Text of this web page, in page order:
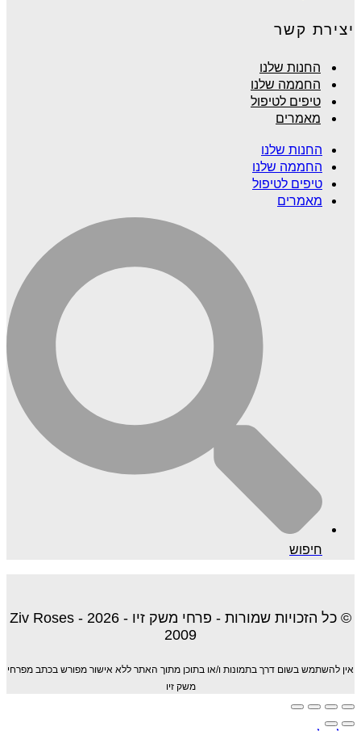
יצירת קשר
החנות שלנו
החממה שלנו
טיפים לטיפול
מאמרים
החנות שלנו
החממה שלנו
טיפים לטיפול
מאמרים
חיפוש
© כל הזכויות שמורות - פרחי משק זיו - 2026 - Ziv Roses
2009
אין להשתמש בשום דרך בתמונות ו/או בתוכן מתוך האתר ללא אישור מפורש בכתב מפרחי
משק זיו